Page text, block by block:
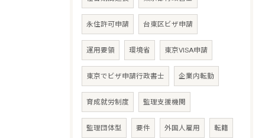
永住許可申請 台東区ビザ申請
運用要領 環境省 東京VISA申請
東京でビザ申請行政書士 企業内転勤
育成就労制度 監理支援機関
監理団体型 要件 外国人雇用 転籍